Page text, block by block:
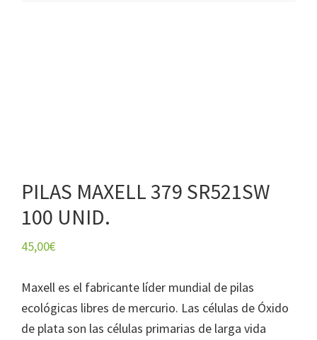
PILAS MAXELL 379 SR521SW
100 UNID.
45,00€
Maxell es el fabricante líder mundial de pilas
ecológicas libres de mercurio. Las células de Óxido
de plata son las células primarias de larga vida